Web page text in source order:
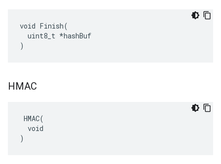
void Finish(
  uint8_t *hashBuf
)
HMAC
HMAC(
  void
)